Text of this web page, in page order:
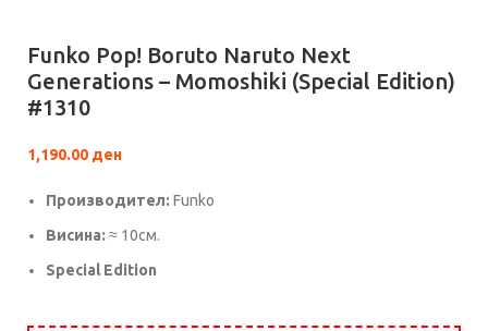
Funko Pop! Boruto Naruto Next
Generations – Momoshiki (Special Edition)
#1310
1,190.00 ден
Производител: Funko
Висина: ≈ 10см.
Special Edition